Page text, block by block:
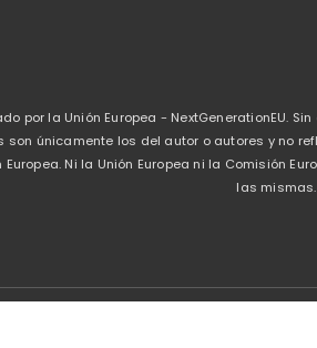
por la Unión Europea - NextGenerationEU.
son únicamente los del autor o autores y no
Europea. Ni la Unión Europea ni la Comisión
las mismas.